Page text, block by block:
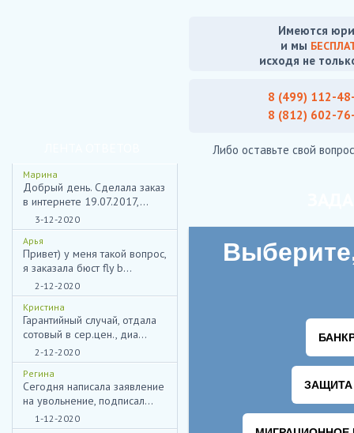
Марина
Добрый день. Сделала заказ
в интернете 19.07.2017,...
3-12-2020
Арья
Привет) у меня такой вопрос,
я заказала бюст fly b...
2-12-2020
Кристина
Гарантийный случай, отдала
сотовый в сер.цен., диа...
2-12-2020
Регина
Сегодня написала заявление
на увольнение, подписал...
1-12-2020
Имеются
и мы
исходя не
8 (499) 112-
8 (812) 602-
Либо оставьте свой